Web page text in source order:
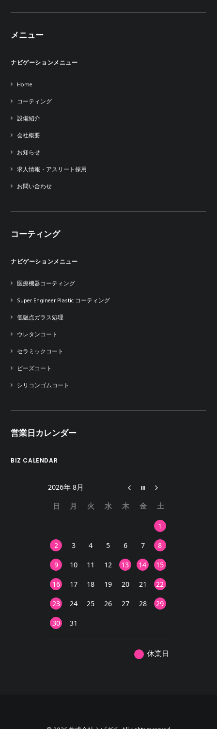
メニュー
ナビゲーションメニュー
Home
コーティング
設備紹介
会社概要
お知らせ
求人情報・アスリート採用
お問い合わせ
コーティング
ナビゲーションメニュー
医療機器コーティング
Super Engineer Plastic コーティング
低融点ガラス処理
ウレタンコート
セラミックコート
ビーズコート
シリコンゴムコート
営業日カレンダー
BIZ CALENDAR
2026年 8月
日 月 火 水 木 金 土
1
2
3 4 5 6 7
8
9
10 11 12 13 14
15
16
17 18 19 20 21
22
23
24 25 26 27 28
29
30
31
休業日